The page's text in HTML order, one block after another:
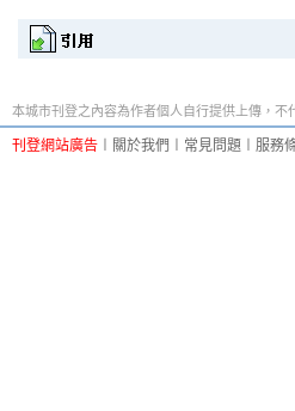
本城市刊登之內容為作者個人自行提供上傳，不
刊登網站廣告 關於我們 常見問題 服務